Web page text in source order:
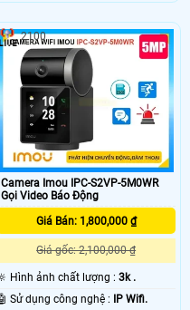
Camera Imou IPC-S2VP-5M0WR
Gọi Video Báo Động
Giá Bán: 1,800,000 ₫
Giá gốc: 2,100,000 ₫
🔆 Hình ảnh chất lượng :3k .
🤖️ Sử dụng công nghệ :
IP Wifi.
2100